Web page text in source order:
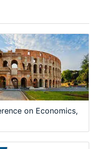
on Economics,